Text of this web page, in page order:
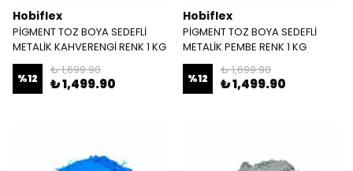
Hobiflex
PİGMENT TOZ BOYA SEDEFLİ
METALİK KAHVERENGİ RENK 1 KG
%12
₺ 1,699.90
₺ 1,499.90
Hobiflex
PİGMENT TOZ BOYA SEDEFLİ
METALİK PEMBE RENK 1 KG
%12
₺ 1,699.90
₺ 1,499.90